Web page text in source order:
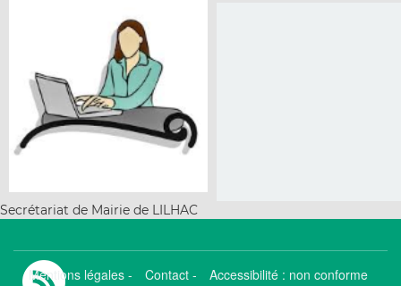
Secrétariat de Mairie de LILHAC
Mentions légales - Contact - Accessibilité : non conforme